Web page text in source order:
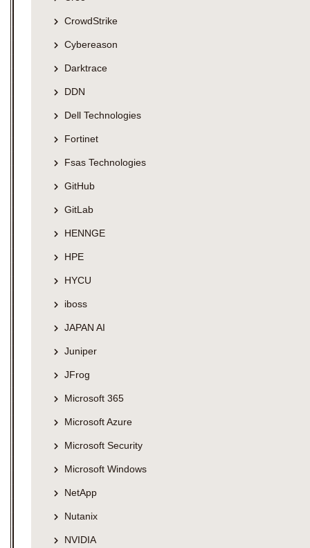
CrowdStrike
Cybereason
Darktrace
DDN
Dell Technologies
Fortinet
Fsas Technologies
GitHub
GitLab
HENNGE
HPE
HYCU
iboss
JAPAN AI
Juniper
JFrog
Microsoft 365
Microsoft Azure
Microsoft Security
Microsoft Windows
NetApp
Nutanix
NVIDIA